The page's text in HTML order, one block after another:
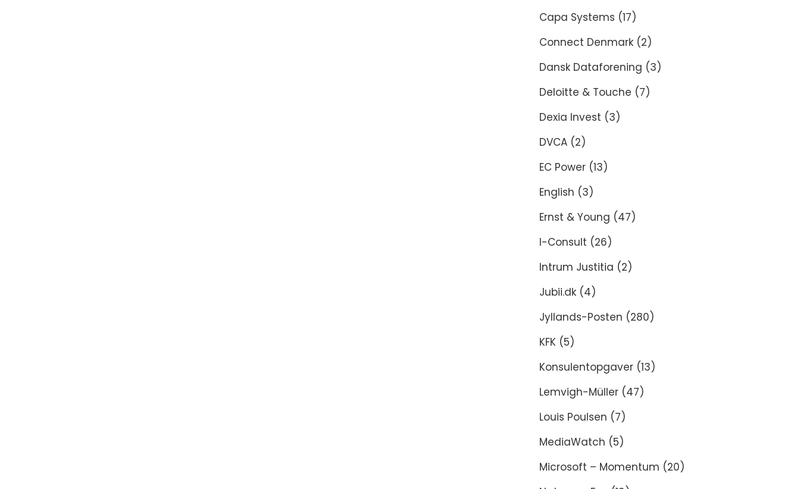
Capa Systems (17)
Connect Denmark (2)
Dansk Dataforening (3)
Deloitte & Touche (7)
Dexia Invest (3)
DVCA (2)
EC Power (13)
English (3)
Ernst & Young (47)
I-Consult (26)
Intrum Justitia (2)
Jubii.dk (4)
Jyllands-Posten (280)
KFK (5)
Konsulentopgaver (13)
Lemvigh-Müller (47)
Louis Poulsen (7)
MediaWatch (5)
Microsoft – Momentum (20)